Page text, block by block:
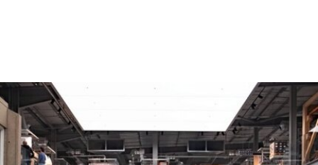
他的作品将城市空间视为承载着记忆、监视与控制
体系的活体。他常驻巴黎和雅典，其作品曾在纽约
现代艺术博物馆和伦敦当代艺术中心展出。
哈恩·内夫肯基金会是一家专注于影像艺术创作的非